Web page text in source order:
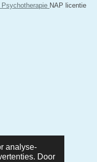
analyse-
Door
NAP licentie
Breda